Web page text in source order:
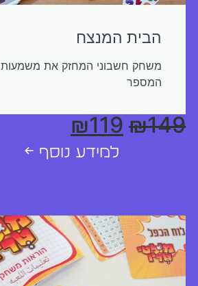
הבית המנצח
משחק חשבוני המחזק את משמעות
המספר
₪149
₪119
למידע נוסף ←